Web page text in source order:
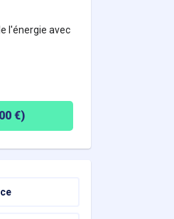
l'énergie avec
€)